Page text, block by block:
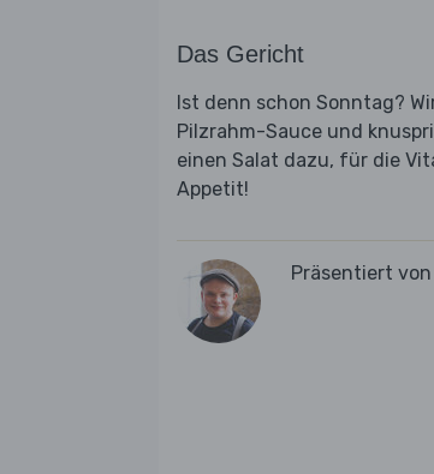
Das Gericht
Ist denn schon Sonntag?
Pilzrahm-Sauce und
einen Salat dazu, für die
Appetit!
Präsentiert von